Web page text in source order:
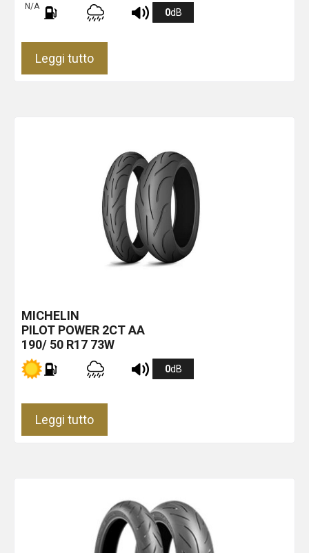
N/A
0dB
Leggi tutto
MICHELIN
PILOT POWER 2CTAA
190/ 50 R17 73W
0dB
Leggi tutto